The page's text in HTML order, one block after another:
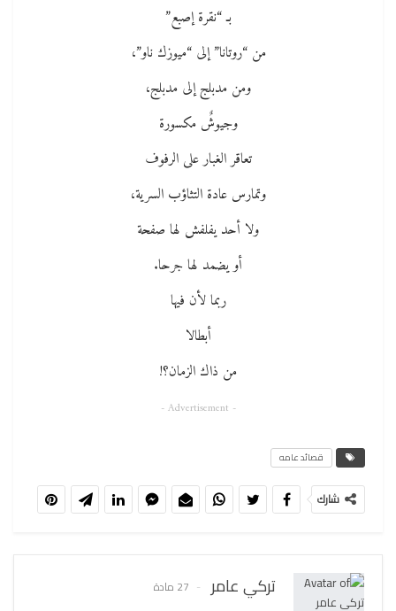
بـ “نقرة إصبع”
من “روتانا” إلى “ميوزك ناو”،
ومن مدبلج إلى مدبلج،
وجيوشٌ مكسورة
تعاقر الغبار على الرفوف
وتمارس عادة التثاؤب السرية،
ولا أحد يفلفش لها صفحة
أو يضمد لها جرحا.
ربما لأن فيها
أبطالا
من ذاك الزمان؟!
- Advertisement -
قصائد عامه
شارك
تركي عامر 27 مادة